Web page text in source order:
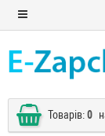
Товарів:0